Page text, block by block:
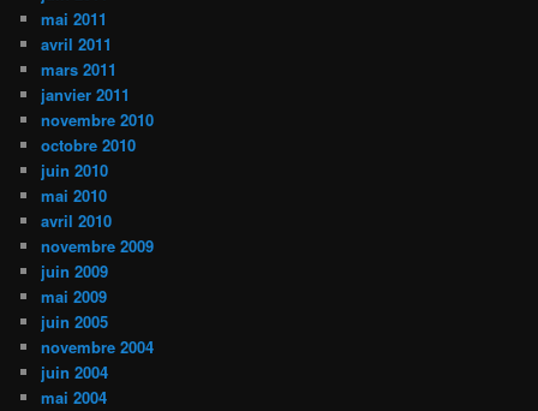
mai 2011
avril 2011
mars 2011
janvier 2011
novembre 2010
octobre 2010
juin 2010
mai 2010
avril 2010
novembre 2009
juin 2009
mai 2009
juin 2005
novembre 2004
juin 2004
mai 2004